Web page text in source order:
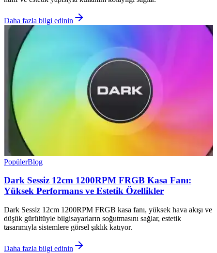
Daha fazla bilgi edinin
PopülerBlog
Dark Sessiz 12cm 1200RPM FRGB Kasa Fanı:
Yüksek Performans ve Estetik Özellikler
Dark Sessiz 12cm 1200RPM FRGB kasa fanı, yüksek hava akışı ve
düşük gürültüyle bilgisayarların soğutmasını sağlar, estetik
tasarımıyla sistemlere görsel şıklık katıyor.
Daha fazla bilgi edinin